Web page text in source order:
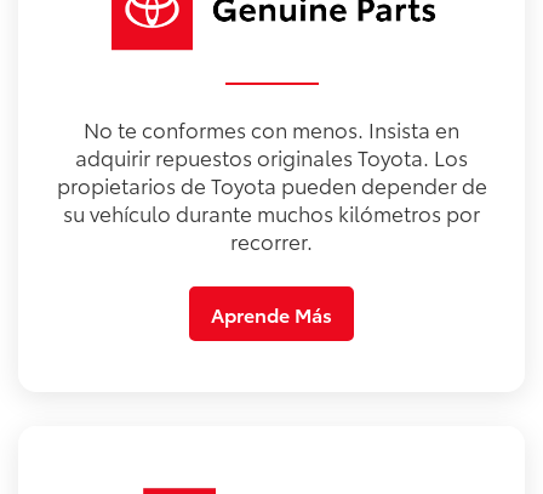
No te conformes con menos. Insista en
adquirir repuestos originales Toyota. Los
propietarios de Toyota pueden depender de
su vehículo durante muchos kilómetros por
recorrer.
Aprende Más